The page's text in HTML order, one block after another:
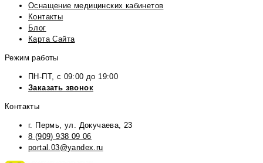
Оснащение медицинских кабинетов
Контакты
Блог
Карта Сайта
Режим работы
ПН-ПТ, с 09:00 до 19:00
Заказать звонок
Контакты
г. Пермь, ул. Докучаева, 23
8 (909) 938 09 06
portal.03@yandex.ru